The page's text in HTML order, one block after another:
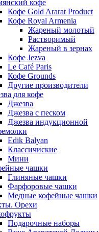
кофе
Кофе Gold Ararat Product
Кофе Royal Armenia
Жареный молотый
Растворимый
Жареный в зернах
Кофе Jezva
Le Café Paris
Кофе Grounds
Другие производители
для кофе
Джезва
Джезва с песком
Джезва индукционной
Edik Balyan
Классичиские
Мини
чашки
Глиняные чашки
Фарфоровые чашки
Медные кофейные чашки
Орехи
Подарочные наборы